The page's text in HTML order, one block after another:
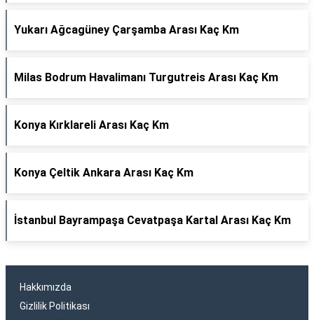
Yukarı Ağcagüney Çarşamba Arası Kaç Km
Milas Bodrum Havalimanı Turgutreis Arası Kaç Km
Konya Kırklareli Arası Kaç Km
Konya Çeltik Ankara Arası Kaç Km
İstanbul Bayrampaşa Cevatpaşa Kartal Arası Kaç Km
Hakkımızda
Gizlilik Politikası